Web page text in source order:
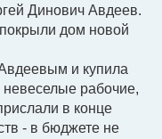
Динович Авдеев.
дом новой
и купила
рабочие,
в конце
- в бюджете не